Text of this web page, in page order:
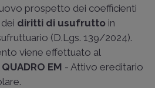
prospetto dei coefficienti
diritti di usufrutto in
(D.Lgs. 139/2024).
viene effettuato al
QUADRO EM - Attivo ereditario